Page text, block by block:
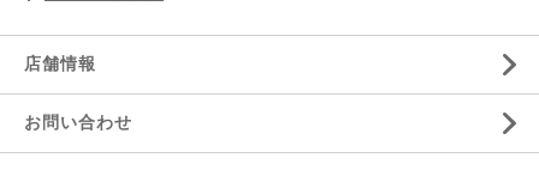
店舗情報
お問い合わせ